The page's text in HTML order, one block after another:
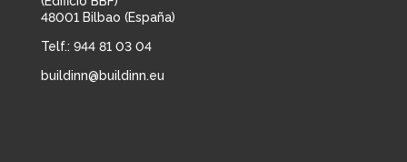
48001 Bilbao (España)
Telf.: 944 81 03 04
buildinn@buildinn.eu